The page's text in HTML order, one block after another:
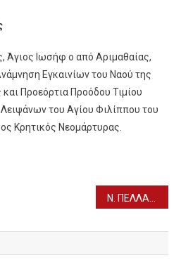
Άγιος Ιωσήφ ο από Αριμαθαίας,
Εγκαινίων του Ναού της
Προεόρτια Προόδου Τιμίου
του Αγίου Φιλίππου του
Κρητικός Νεομάρτυρας.